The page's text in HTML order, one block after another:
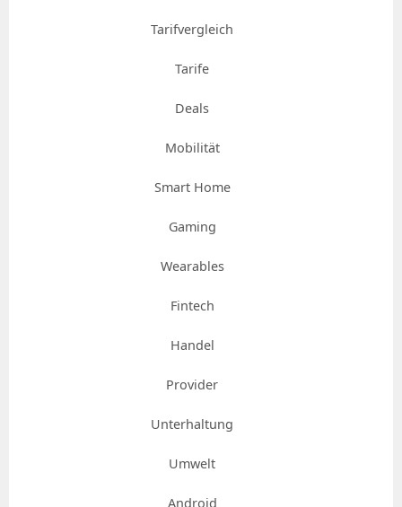
Tarifvergleich
Tarife
Deals
Mobilität
Smart Home
Gaming
Wearables
Fintech
Handel
Provider
Unterhaltung
Umwelt
Android